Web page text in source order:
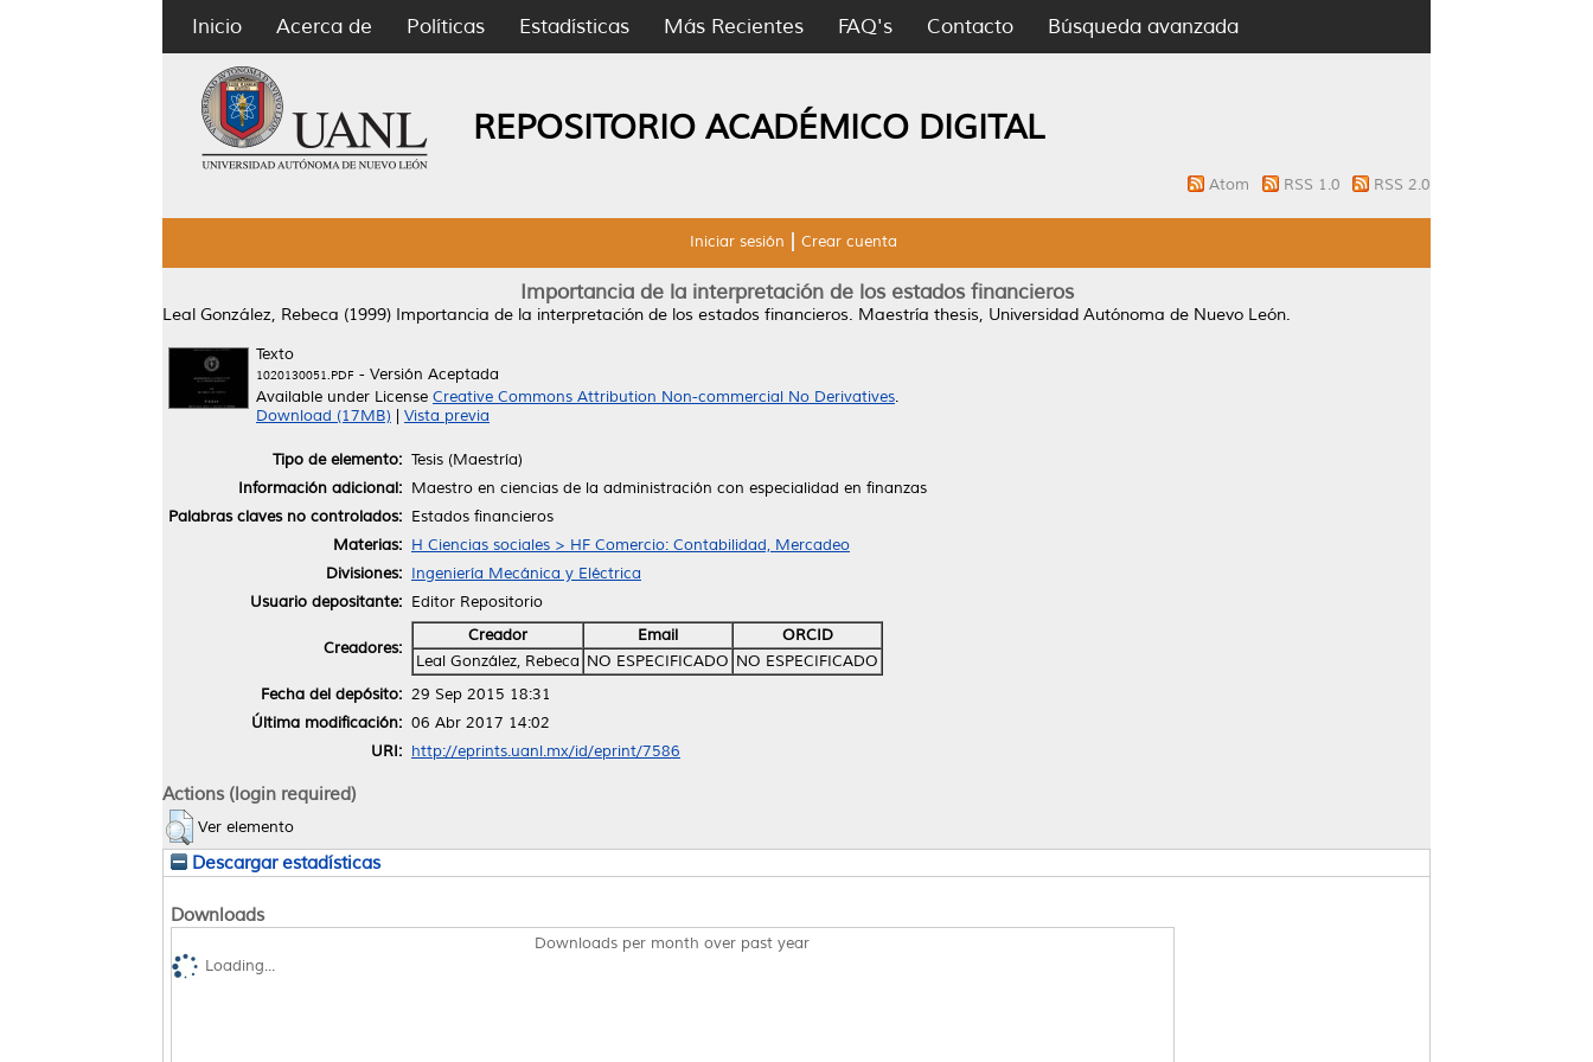
Inicio Acerca de Políticas Estadísticas Más Recientes FAQ's Contacto Búsqueda avanzada
REPOSITORIO ACADÉMICO DIGITAL
Atom RSS 1.0 RSS 2.0
Iniciar sesión Crear cuenta
Importancia de la interpretación de los estados financieros
Leal González, Rebeca (1999) Importancia de la interpretación de los estados financieros. Maestría thesis, Universidad Autónoma de Nuevo León.
Texto
1020130051.PDF - Versión Aceptada
Available under License Creative Commons Attribution Non-commercial No Derivatives.
Download (17MB)
Vista previa
Tipo de elemento: Tesis (Maestría)
Información adicional: Maestro en ciencias de la administración con especialidad en finanzas
Palabras claves no controlados: Estados financieros
Materias: H Ciencias sociales > HF Comercio: Contabilidad, Mercadeo
Divisiones: Ingeniería Mecánica y Eléctrica
Usuario depositante: Editor Repositorio
Creadores:
Creador Email
ORCID
Leal González, Rebeca NO ESPECIFICADO NO ESPECIFICADO
Fecha del depósito: 29 Sep 2015 18:31
Última modificación: 06 Abr 2017 14:02
URI: http://eprints.uanl.mx/id/eprint/7586
Actions (login required)
Ver elemento
Descargar estadísticas
Downloads
Downloads per month over past year
Loading...